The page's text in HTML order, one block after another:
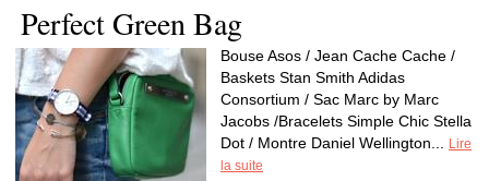
Perfect Green Bag
Bouse Asos / Jean Cache Cache /
Baskets Stan Smith Adidas
Consortium / Sac Marc by Marc
Jacobs /Bracelets Simple Chic Stella
Dot / Montre Daniel Wellington...
Lire
la suite